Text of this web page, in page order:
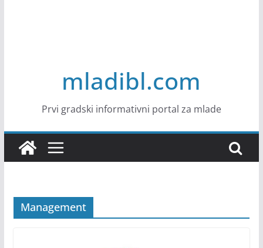
mladibl.com
Prvi gradski informativni portal za mlade
Management